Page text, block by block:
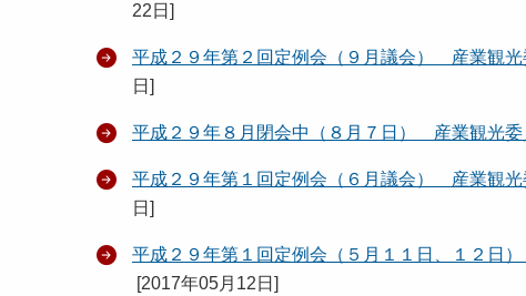
22日 ]
平成２９年第２回定例会（９月議会） 産業観光
日 ]
平成２９年８月閉会中（８月７日） 産業観光委
平成２９年第１回定例会（６月議会） 産業観光
日 ]
平成２９年第１回定例会（５月１１日、１２日
[2017年05月12日 ]